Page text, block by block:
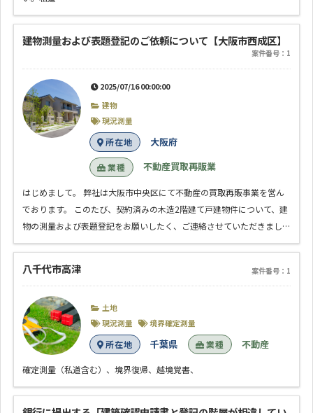
建物測量および表題登記のご依頼について【大阪市西成区】
案件番号：1
2025/07/16 00:00:00
建物
現況測量
所在地 大阪府
業種 不動産買取再販業
はじめまして。 弊社は大阪市中央区にて不動産の買取再販事業を営ん
でおります。 このたび、契約済みの木造2階建て戸建物件について、建
物の測量および表題登記をお願いしたく、ご連絡させていただきまし…
八千代市高津 案件番号：1
土地
現況測量
境界確定測量
所在地 千葉県 業種 不動産
確定測量（私道含む）、境界復帰、越境覚書、